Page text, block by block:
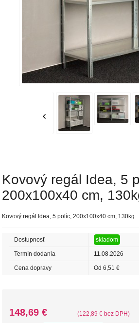
Kovový regál Idea, 5
200x100x40 cm,
Kovový regál Idea, 5 políc, 200x100x40 cm, 130kg
Dostupnosť skladom
Termín dodania 11.08.2026
Cena dopravy Od 6,51 €
148,69 € (122,89 € bez DPH)